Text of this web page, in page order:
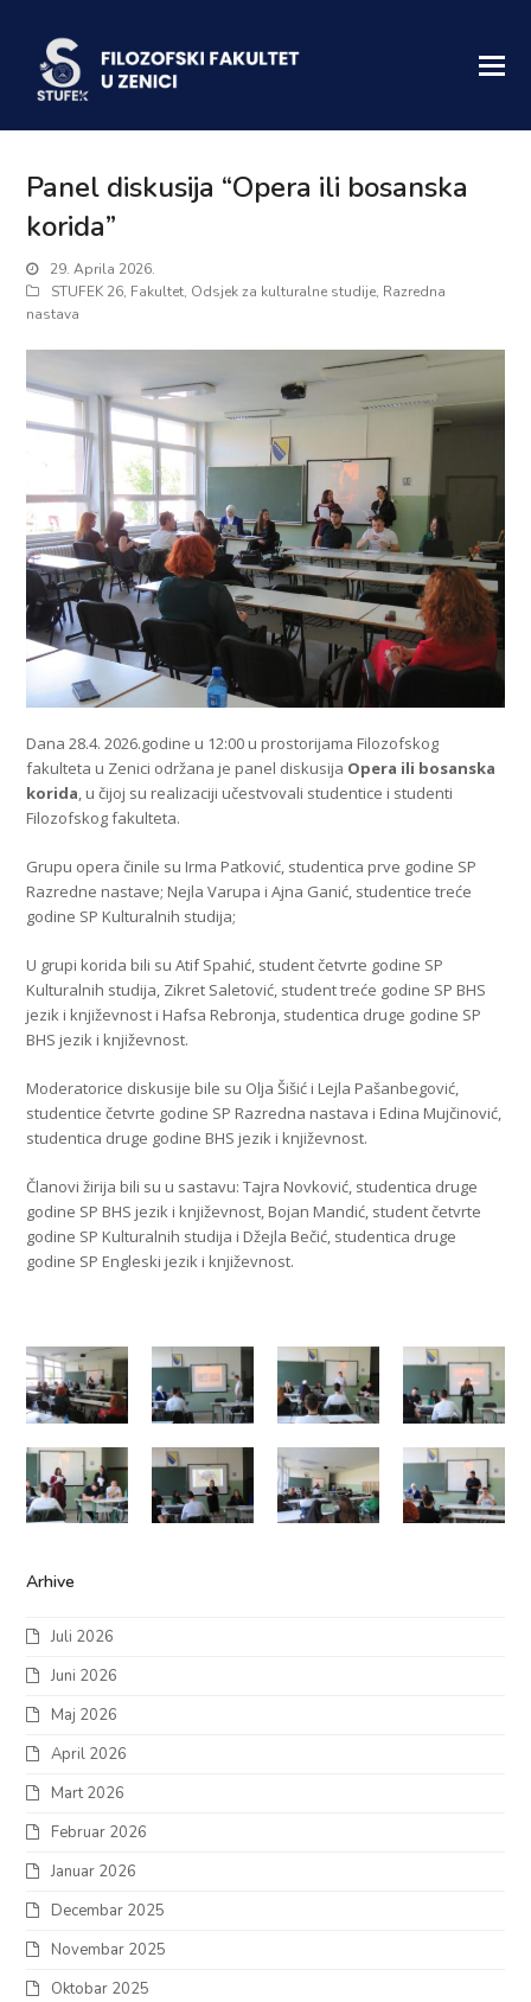
Panel diskusija “Opera ili bosanska
korida”
29. Aprila 2026.
STUFEK 26, Fakultet, Odsjek za kulturalne studije, Razredna
nastava
Dana 28.4. 2026.godine u 12:00 u prostorijama Filozofskog
fakulteta u Zenici održana je panel diskusija Opera ili bosanska
korida, u čijoj su realizaciji učestvovali studentice i studenti
Filozofskog fakulteta.
Grupu opera činile su Irma Patković, studentica prve godine SP
Razredne nastave; Nejla Varupa i Ajna Ganić, studentice treće
godine SP Kulturalnih studija;
U grupi korida bili su Atif Spahić, student četvrte godine SP
Kulturalnih studija, Zikret Saletović, student treće godine SP BHS
jezik i književnost i Hafsa Rebronja, studentica druge godine SP
BHS jezik i književnost.
Moderatorice diskusije bile su Olja Šišić i Lejla Pašanbegović,
studentice četvrte godine SP Razredna nastava i Edina Mujčinović,
studentica druge godine BHS jezik i književnost.
Članovi žirija bili su u sastavu: Tajra Novković, studentica druge
godine SP BHS jezik i književnost, Bojan Mandić, student četvrte
godine SP Kulturalnih studija i Džejla Bečić, studentica druge
godine SP Engleski jezik i književnost.
Arhive
Juli 2026
Juni 2026
Maj 2026
April 2026
Mart 2026
Februar 2026
Januar 2026
Decembar 2025
Novembar 2025
Oktobar 2025